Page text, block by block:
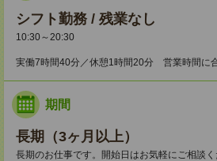
シフト勤務 / 残業なし
10:30～20:30
実働7時間40分／休憩1時間20分 営業時間に
期間
長期（3ヶ月以上）
長期のお仕事です。開始日はお気軽にご相談く